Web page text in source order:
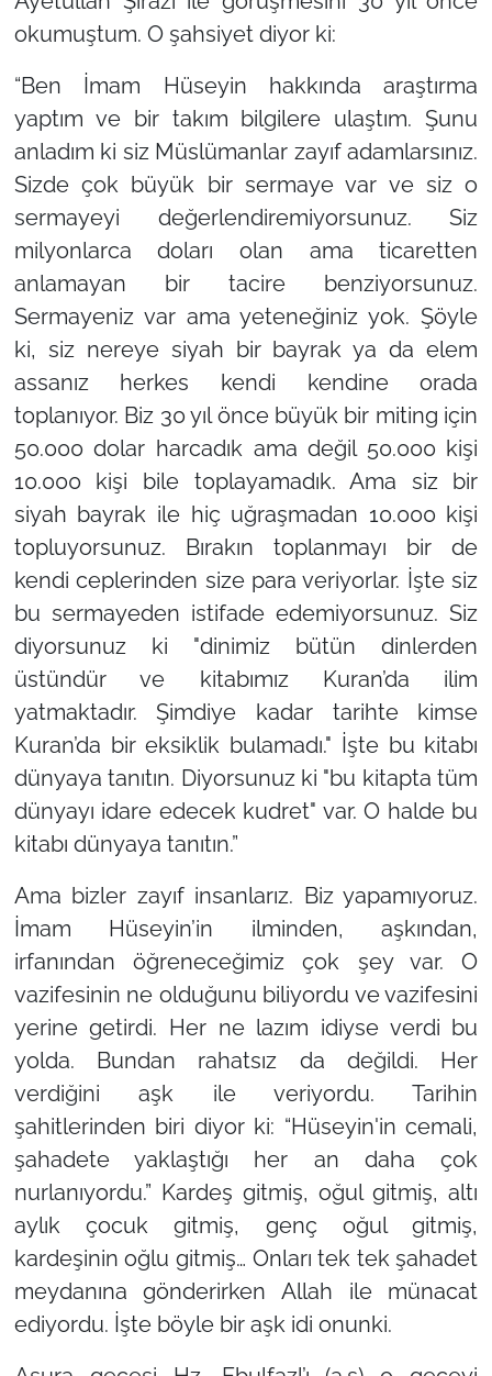
okumuştum. O şahsiyet diyor ki:
“Ben İmam Hüseyin hakkında araştırma
yaptım ve bir takım bilgilere ulaştım. Şunu
anladım ki siz Müslümanlar zayıf adamlarsınız.
Sizde çok büyük bir sermaye var ve siz o
sermayeyi değerlendiremiyorsunuz. Siz
milyonlarca doları olan ama ticaretten
anlamayan bir tacire benziyorsunuz.
Sermayeniz var ama yeteneğiniz yok. Şöyle
ki, siz nereye siyah bir bayrak ya da elem
assanız herkes kendi kendine orada
toplanıyor. Biz 30 yıl önce büyük bir miting için
50.000 dolar harcadık ama değil 50.000 kişi
10.000 kişi bile toplayamadık. Ama siz bir
siyah bayrak ile hiç uğraşmadan 10.000 kişi
topluyorsunuz. Bırakın toplanmayı bir de
kendi ceplerinden size para veriyorlar. İşte siz
bu sermayeden istifade edemiyorsunuz. Siz
diyorsunuz ki "dinimiz bütün dinlerden
üstündür ve kitabımız Kuran’da ilim
yatmaktadır. Şimdiye kadar tarihte kimse
Kuran’da bir eksiklik bulamadı." İşte bu kitabı
dünyaya tanıtın. Diyorsunuz ki "bu kitapta tüm
dünyayı idare edecek kudret" var. O halde bu
kitabı dünyaya tanıtın.”
Ama bizler zayıf insanlarız. Biz yapamıyoruz.
İmam Hüseyin’in ilminden, aşkından,
irfanından öğreneceğimiz çok şey var. O
vazifesinin ne olduğunu biliyordu ve vazifesini
yerine getirdi. Her ne lazım idiyse verdi bu
yolda. Bundan rahatsız da değildi. Her
verdiğini aşk ile veriyordu. Tarihin
şahitlerinden biri diyor ki: “Hüseyin'in cemali,
şahadete yaklaştığı her an daha çok
nurlanıyordu.” Kardeş gitmiş, oğul gitmiş, altı
aylık çocuk gitmiş, genç oğul gitmiş,
kardeşinin oğlu gitmiş… Onları tek tek şahadet
meydanına gönderirken Allah ile münacat
ediyordu. İşte böyle bir aşk idi onunki.